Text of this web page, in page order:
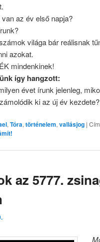
az év első napja?
világa bár reálisnak
azokat.
mindenkinek!
így hangzott:
évet írunk jelenleg,
ki az új év kezdete?
, Tóra, történelem, vallásjog |
az 5777.